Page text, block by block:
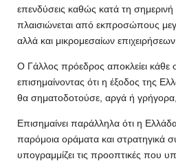
επενδύσεις καθώς κατά τη
πλαισιώνεται από εκπροσώπους
αλλά και μικρομεσαίων επιχειρήσεων.
Ο Γάλλος πρόεδρος αποκλείει κάθε
επισημαίνοντας ότι η έξοδος της
θα σηματοδοτούσε, αργά ή
Επισημαίνει παράλληλα ότι η
παρόμοια οράματα και στρατηγικά
υπογραμμίζει τις προοπτικές που